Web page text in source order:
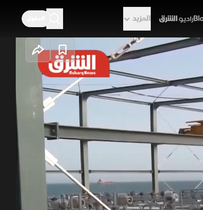
المزيد
تدفع النفط لمستويات كارثية
العالمية وتراجع
بهدف إعادة التوازن وتقليص